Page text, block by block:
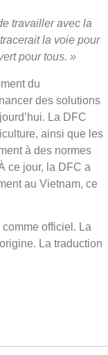
travailler avec la
la voie pour
pour tous. »
du
des solutions
La DFC
ainsi que les
à des normes
ce jour, la DFC a
au Vietnam, ce
officiel. La
La traduction